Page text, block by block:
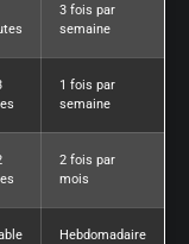
3 fois par
semaine
1 fois par
semaine
2 fois par
mois
Hebdomadaire